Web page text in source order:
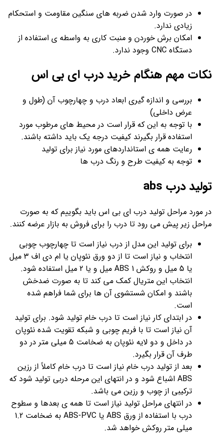
در صورت وارد شدن ضربه های سنگین مقاومت و استحکام
زیادی ندارد.
امکان برش خوردن و منبت کاری به واسطه ی استفاده از
دستگاه CNC وجود ندارد.
نکات مهم هنگام خرید درب ای بی اس
بررسی و اندازه گیری ابعاد درب و چهارچوب آن (طول و
عرض داخلی)
با توجه به این که قرار است در محیط‌ های مرطوب مورد
استفاده قرار بگیرند کیفیت درجه یک باید داشته باشند.
رعایت همه ی استانداردهای مورد نیاز برای تولید
توجه به کیفیت طرح و رنگ درب ها
تولید درب abs
در مورد مراحل تولید درب ای بی اس باید بگوییم که به صورت
مراحل زیر پیش می رود تا درب را برای فروش به بازار عرضه کنند.
برای تولید این مدل از درب نیاز است تا چهارچوب چوبی
انتخاب و نیاز است تا از دو ورق نئوپان یا ام دی اف 3 میل
یا 5 میل و روکش ABS 1 میل و یا 2 میل استفاده شود.
انتخاب این متریال کمک می کند تا به صورت ضدخش
باشند و امکان شستشوی آن ها برای شما فراهم شده
است.
در ابتدای کار نیاز است تا درب خام تولید شود. برای تولید
آن نیاز است تا با فریم چوبی و شبکه تقویت شده نئوپان
در داخل و دو لایه نئوپان به ضخامت 5 میلی متر در دو
طرف آن قرار بگیرد.
بعد از تولید درب خام نیاز است تا درب خام کاملاً از رزین
ABS اشباع شود و در انتهای این مرحله دربی تولید شود که
ترکیبی از چوب و رزین می باشد.
در انتهای مراحل تولید نیاز است تا همه ی بعدها و سطوح
درب با استفاده از ورق ABS یا ABS-PVC به ضخامت 1.2
میلی متر روکش خواهد شد.